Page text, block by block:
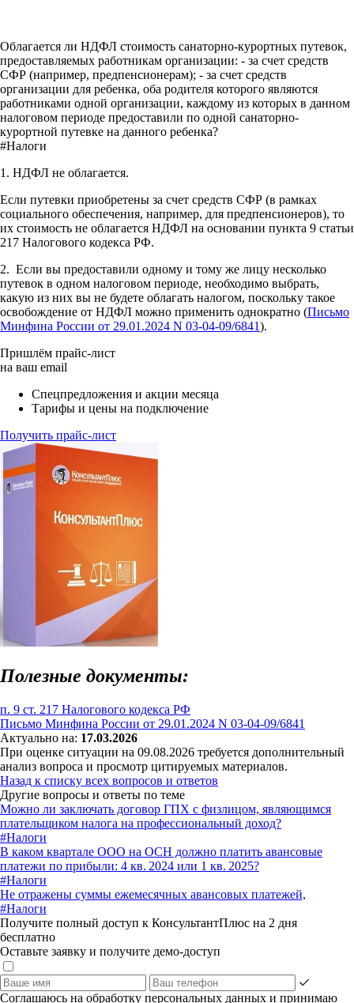
Облагается ли НДФЛ стоимость санаторно-курортных путевок,
предоставляемых работникам организации: - за счет средств
СФР (например, предпенсионерам); - за счет средств
организации для ребенка, оба родителя которого являются
работниками одной организации, каждому из которых в данном
налоговом периоде предоставили по одной санаторно-
курортной путевке на данного ребенка?
#Налоги
1. НДФЛ не облагается.
Если путевки приобретены за счет средств СФР (в рамках
социального обеспечения, например, для предпенсионеров), то
их стоимость не облагается НДФЛ на основании пункта 9 статьи
217 Налогового кодекса РФ.
2. Если вы предоставили одному и тому же лицу несколько
путевок в одном налоговом периоде, необходимо выбрать,
какую из них вы не будете облагать налогом, поскольку такое
освобождение от НДФЛ можно применить однократно (Письмо
Минфина России от 29.01.2024 N 03-04-09/6841).
Пришлём прайс-лист
на ваш email
Спецпредложения и акции месяца
Тарифы и цены на подключение
Получить прайс-лист
Полезные документы:
п. 9 ст. 217 Налогового кодекса РФ
Письмо Минфина России от 29.01.2024 N 03-04-09/6841
Актуально на: 17.03.2026
При оценке ситуации на 09.08.2026 требуется дополнительный
анализ вопроса и просмотр цитируемых материалов.
Назад к списку всех вопросов и ответов
Другие вопросы и ответы по теме
Можно ли заключать договор ГПХ с физлицом, являющимся
плательщиком налога на профессиональный доход?
#Налоги
В каком квартале ООО на ОСН должно платить авансовые
платежи по прибыли: 4 кв. 2024 или 1 кв. 2025?
#Налоги
Не отражены суммы ежемесячных авансовых платежей,
#Налоги
Получите полный доступ к КонсультантПлюс на 2 дня
бесплатно
Оставьте заявку и получите демо-доступ
Соглашаюсь на обработку персональных данных и принимаю